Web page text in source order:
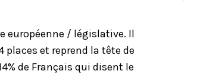
européenne / législative. Il
et reprend la tête de
de Français qui disent le